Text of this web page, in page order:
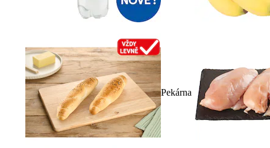
Pekárna